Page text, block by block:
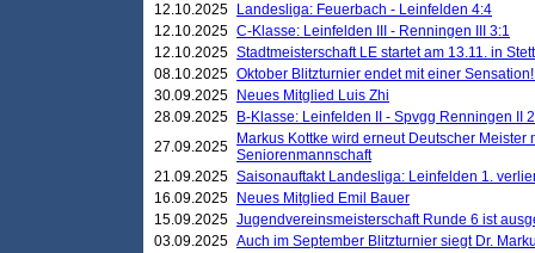
12.10.2025
Landesliga: Feuerbach - Leinfelden 4:4
12.10.2025 C-Klasse: Leinfelden III - Renningen III 3:1
12.10.2025 Stadtmeisterschaft LE startet am 13.11. in
08.10.2025 Oktober Blitzturnier endet mit einer
30.09.2025
Neues Mitglied Luis Zhi
28.09.2025
B-Klasse: Leinfelden II - Spvgg Renningen II
27.09.2025
Markus Kottke wird erneut Deutscher Meister
Seniorenmannschaft
21.09.2025 Saisonauftakt Landesliga: Leinfelden 1.
16.09.2025
Neues Mitglied Emil Bauer
15.09.2025 Jugendvereinsmeisterschaft Runde 6 ist
03.09.2025 Auch im September Blitzturnier siegt Dr.